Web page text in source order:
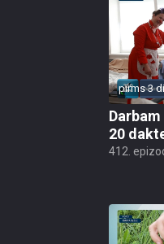
pirms 3
20
412.